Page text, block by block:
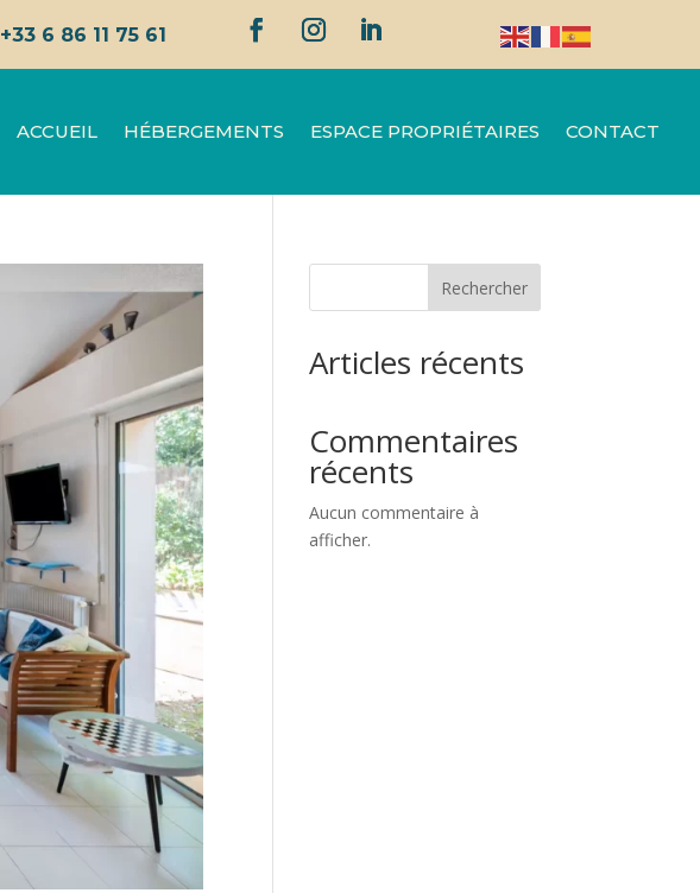
+33 6 86 11 75 61
ACCUEIL HÉBERGEMENTS ESPACE PROPRIÉTAIRES CONTACT
Rechercher
Articles récents
Commentaires
récents
Aucun commentaire à
afficher.